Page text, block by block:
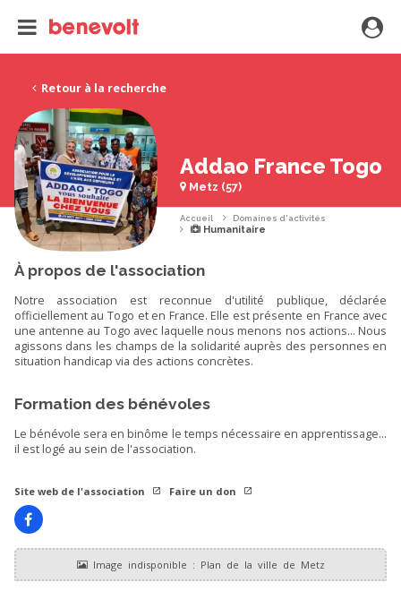
Retour à la recherche
Addao France Togo
Metz (57)
Accueil Domaines d'activités
Humanitaire
À propos de l'association
Notre association est reconnue d'utilité publique, déclarée
officiellement au Togo et en France. Elle est présente en France avec
une antenne au Togo avec laquelle nous menons nos actions... Nous
agissons dans les champs de la solidarité auprès des personnes en
situation handicap via des actions concrètes.
Formation des bénévoles
Le bénévole sera en binôme le temps nécessaire en apprentissage...
il est logé au sein de l'association.
Site web de l'association Faire un don